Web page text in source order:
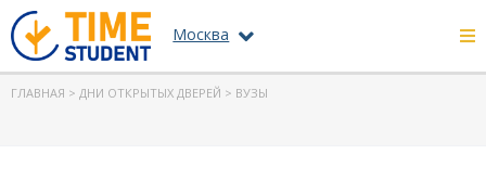
Москва
ГЛАВНАЯ > ДНИ ОТКРЫТЫХ ДВЕРЕЙ > ВУЗЫ